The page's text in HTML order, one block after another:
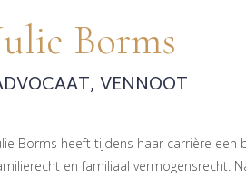
Borms
VENNOOT
Borms heeft tijdens haar carrière
en familiaal vermogensrecht.